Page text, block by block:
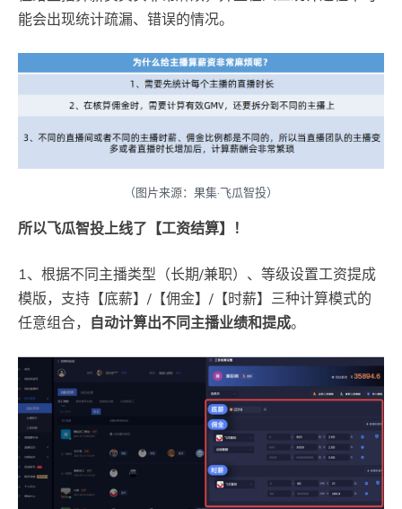
能会出现统计疏漏、错误的情况。
（图片来源：果集·飞瓜智投）
所以飞瓜智投上线了【工资结算】！
1、根据不同主播类型（长期/兼职）、等级设置工资提成
模版，支持【底薪】/【佣金】/【时薪】三种计算模式的
任意组合， 自动计算出不同主播业绩和提成。